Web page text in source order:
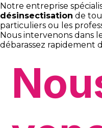
Notre entreprise
désinsectisation de
particuliers ou les
Nous intervenons dans
débarassez rapidement